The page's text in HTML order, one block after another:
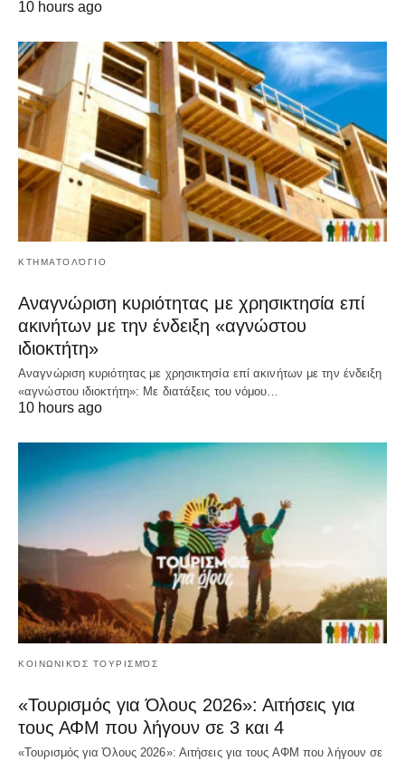
10 hours ago
ΚΤΗΜΑΤΟΛΌΓΙΟ
Αναγνώριση κυριότητας με χρησικτησία επί
ακινήτων με την ένδειξη «αγνώστου
ιδιοκτήτη»
Αναγνώριση κυριότητας με χρησικτησία επί ακινήτων με την ένδειξη
«αγνώστου ιδιοκτήτη»: Με διατάξεις του νόμου…
10 hours ago
ΚΟΙΝΩΝΙΚΌΣ ΤΟΥΡΙΣΜΌΣ
«Τουρισμός για Όλους 2026»: Αιτήσεις για
τους ΑΦΜ που λήγουν σε 3 και 4
«Τουρισμός για Όλους 2026»: Αιτήσεις για τους ΑΦΜ που λήγουν σε